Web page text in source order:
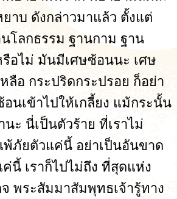
าบ ดังกล่าวมาแล้ว ตั้งแต่
โลกธรรม ฐานกาม ฐาน
รือไม่ มันมีเศษซ้อนนะ เศษ
ลือ กระปริดกระปรอย ก็อย่า
นเข้าไปให้เกลี้ยง แม้กระนั้น
ะ นี่เป็นตัวร้าย ที่เราไม่
พ้ภัยตัวแค่นี้ อย่าเป็นอันขาด
นี้ เราก็ไปไม่ถึง ที่สุดแห่ง
พระสัมมาสัมพุทธเจ้ารู้ทาง